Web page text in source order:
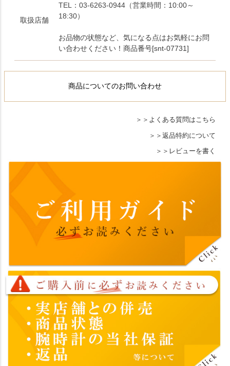
取扱店舗
TEL：03-6263-0944 （営業時間：10:00～
18:30）
お品物の状態など、気になる点はお気軽にお問
い合わせください！商品番号[snt-07731]
商品についてのお問い合わせ
よくある質問はこちら
返品特約について
レビューを書く